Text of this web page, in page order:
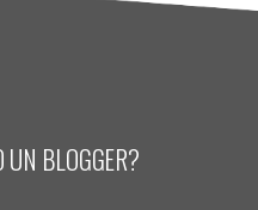
BLOGGER?